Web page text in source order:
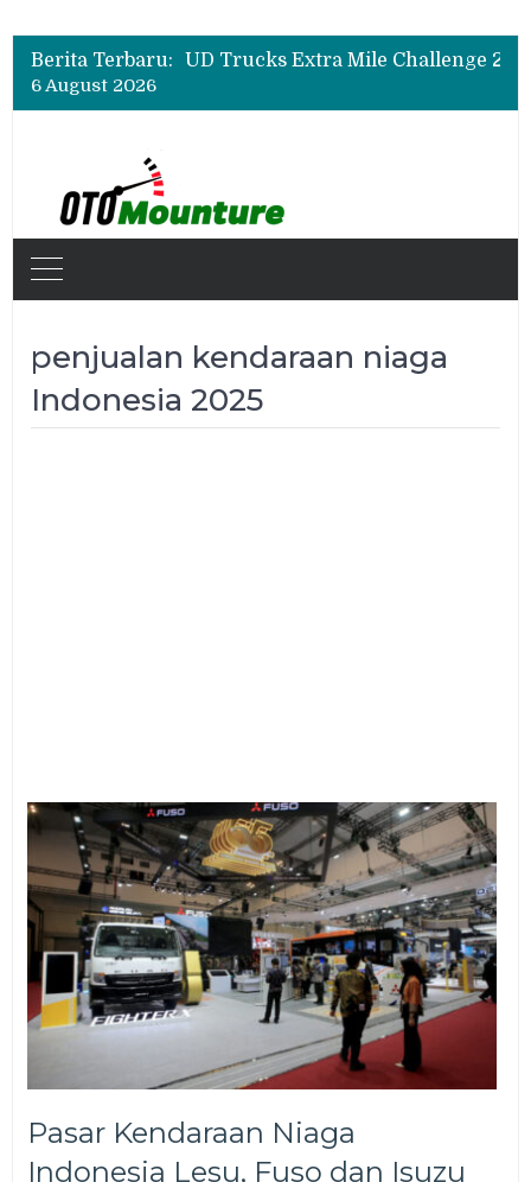
Berita Terbaru:
6 August 2026
penjualan kendaraan niaga
Indonesia 2025
Pasar Kendaraan Niaga
Indonesia Lesu, Fuso dan Isuzu